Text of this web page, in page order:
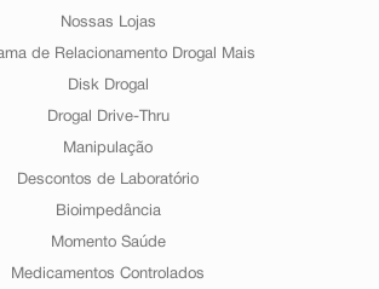
Nossas Lojas
de Relacionamento Drogal Mais
Disk Drogal
Drogal Drive-Thru
Manipulação
Descontos de Laboratório
Bioimpedância
Momento Saúde
Medicamentos Controlados